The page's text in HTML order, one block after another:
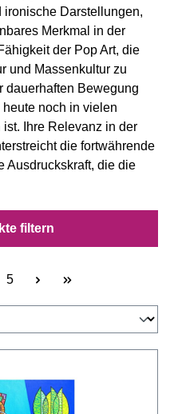
ironische Darstellungen,
Merkmal in der
der Pop Art, die
und Massenkultur zu
dauerhaften Bewegung
noch in vielen
Ihre Relevanz in der
die fortwährende
Ausdruckskraft, die die
filtern
Seite
5